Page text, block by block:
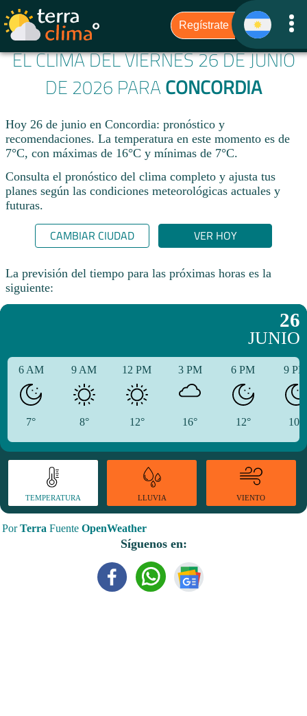
EL CLIMA DEL VIERNES 26 DE JUNIO
DE 2026 PARA CONCORDIA
Hoy 26 de junio en Concordia: pronóstico y
recomendaciones. La temperatura en este momento es de
7°C, con máximas de 16°C y mínimas de 7°C.
Consulta el pronóstico del clima completo y ajusta tus
planes según las condiciones meteorológicas actuales y
futuras.
CAMBIAR CIUDAD VER HOY
La previsión del tiempo para las próximas horas es la
siguiente:
26
JUNIO
6 AM
7°
9 AM
8°
12 PM
12°
3 PM
16°
6 PM
12°
9
10°
TEMPERATURA LLUVIA VIENTO
PorTerra Fuente OpenWeather
Síguenos en: